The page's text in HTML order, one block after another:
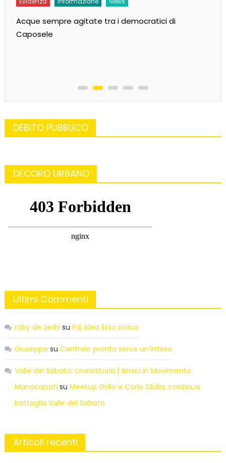
Sarà Pd-Arcobaleno? Avanzano tre liste per il
paese delle sorgenti
DEBITO PUBBLICO
DECORO URBANO
Ultimi Commenti
roby de zerbi su Pd, idea lista civica
Giuseppe su Centrale pronta serve un’intesa
Valle del Sabato: cronostoria | Amici in Movimento
Manocalzati su Meetup Grillo e Carlo Sibilia, continua
battaglia Valle del Sabato
Articoli recenti